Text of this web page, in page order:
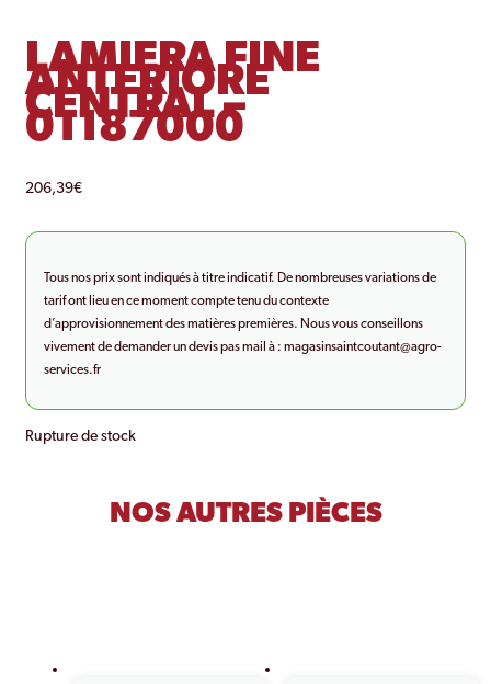
LAMIERA FINE
ANTERIORE
CENTRAL –
01187000
206,39€
Tous nos prix sont indiqués à titre indicatif. De nombreuses variations de
tarif ont lieu en ce moment compte tenu du contexte
d’approvisionnement des matières premières. Nous vous conseillons
vivement de demander un devis pas mail à :magasinsaintcoutant@agro-
services.fr
Rupture de stock
NOS AUTRES PIÈCES